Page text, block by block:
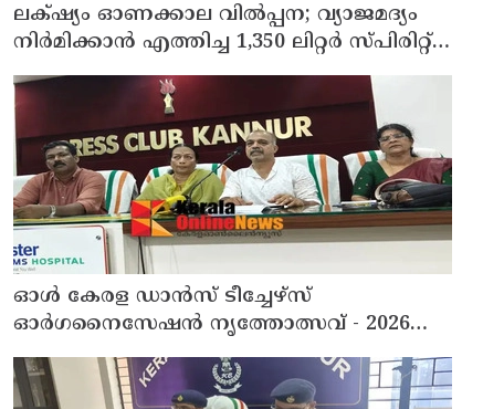
ലക്‌ഷ്യം ഓണക്കാല വിൽപ്പന; വ്യാജമദ്യം
നിർമിക്കാൻ എത്തിച്ച 1,350 ലിറ്റർ സ്പിരിറ്റ്
പിടികൂടി; രണ്ട് പേർ അറസ്റ്റിൽ
ഓൾ കേരള ഡാൻസ് ടീച്ചേഴ്സ്
ഓർഗനൈസേഷൻ നൃത്തോത്സവ് - 2026
എട്ടിന് കണ്ണൂരിൽ